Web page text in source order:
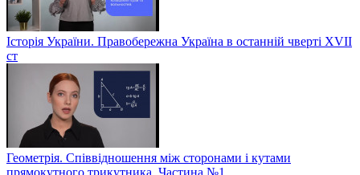
Історія України. Правобережна Україна в останній чверті XVII
ст
Геометрія. Співвідношення між сторонами і кутами
прямокутного трикутника. Частина №1